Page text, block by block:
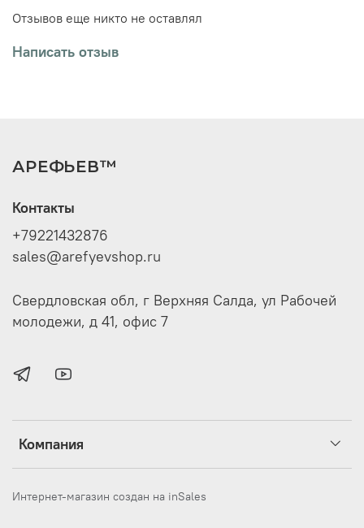
Отзывов еще никто не оставлял
Написать отзыв
АРЕФЬЕВ™
Компания
Контакты
+79221432876
sales@arefyevshop.ru
Свердловская обл, г Верхняя Салда, ул Рабочей
молодежи, д 41, офис 7
Интернет-магазин создан на inSales